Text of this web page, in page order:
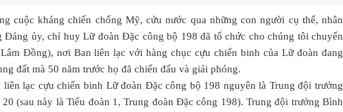
cuộc kháng chiến chống Mỹ, cứu nước qua những con người cụ thể, nhân
Đảng ủy, chỉ huy Lữ đoàn Đặc công bộ 198 đã tổ chức cho chúng tôi chuyến
Đồng), nơi Ban liên lạc với hàng chục cựu chiến binh của Lữ đoàn đang
đất mà 50 năm trước họ đã chiến đấu và giải phóng.
lạc cựu chiến binh Lữ đoàn Đặc công bộ 198 nguyên là Trung đội trưởng
(sau này là Tiểu đoàn 1, Trung đoàn Đặc công 198). Trung đội trưởng Bình